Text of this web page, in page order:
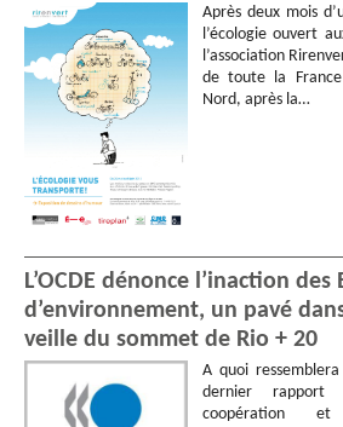
Après deux mois
l’écologie ouvert
l’association
de toute la France
Nord, après la…
L’OCDE dénonce l’inaction
d’environnement, un pavé
veille du sommet de Rio + 20
A quoi
dernier rapport
coopération